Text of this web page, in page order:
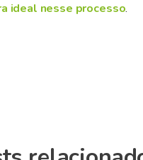
ideal nesse processo.